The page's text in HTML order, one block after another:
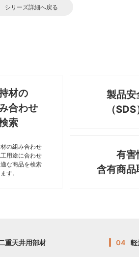
シリーズ詳細へ戻る
材の
合わせ
索
の組み合わせ
用途に合わせ
な商品を検索
す。
製品安
（
有害
含有商品
重天井用部材 04 軽